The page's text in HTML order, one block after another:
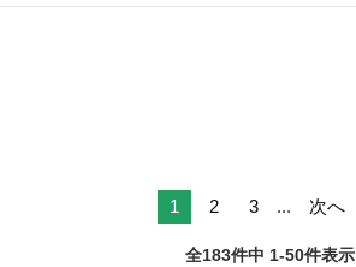
く働けます！ 【お仕事の内容】企業や機関とのマッチングための
1 2 3 ... 次へ
全183件中 1-50件表示